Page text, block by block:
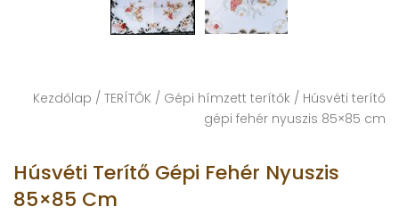
Kezdőlap / TERÍTŐK / Gépi hímzett terítők / Húsvéti terítő
gépi fehér nyuszis 85×85 cm
Húsvéti Terítő Gépi Fehér Nyuszis
85×85 Cm